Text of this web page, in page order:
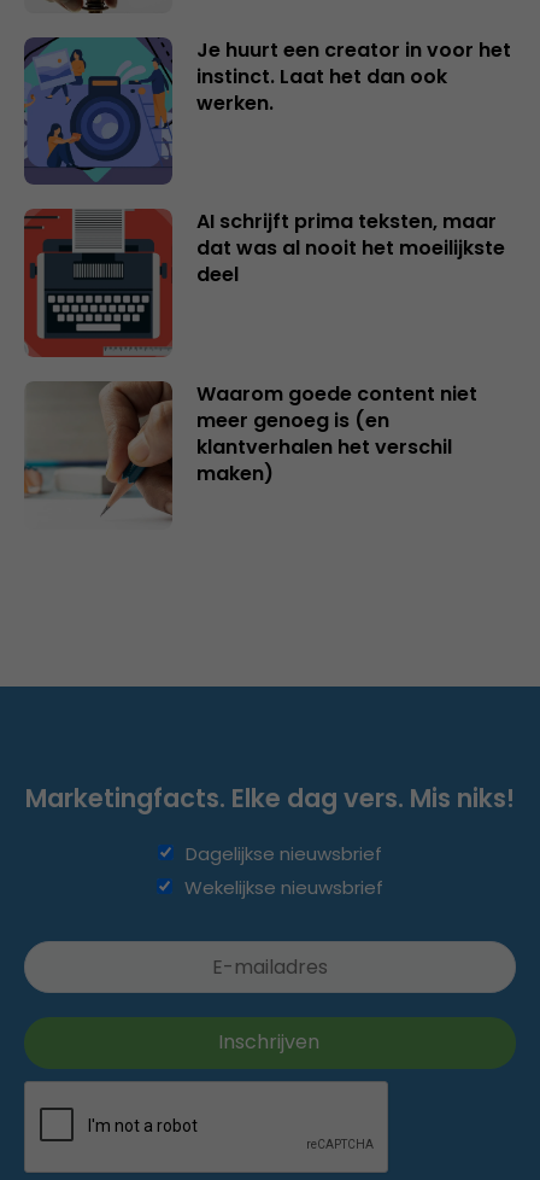
Je huurt een creator in voor het
instinct. Laat het dan ook
werken.
AI schrijft prima teksten, maar
dat was al nooit het moeilijkste
deel
Waarom goede content niet
meer genoeg is (en
klantverhalen het verschil
maken)
Marketingfacts. Elke dag vers. Mis niks!
Dagelijkse nieuwsbrief
Wekelijkse nieuwsbrief